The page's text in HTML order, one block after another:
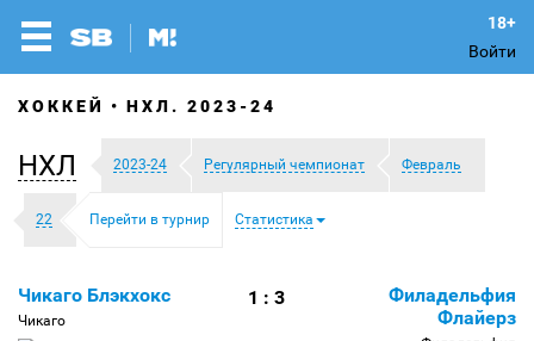
Войти
ХОККЕЙ НХЛ. 2023-24
НХЛ 2023-24 Регулярный чемпионат Февраль
22 Перейти в турнир Статистика
Чикаго Блэкхокс
Чикаго
1 : 3
Филадельфия
Флайерз